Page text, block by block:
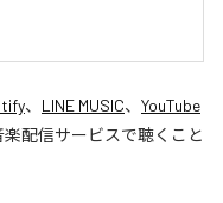
、 LINE MUSIC、 YouTube
楽配信サービスで聴くこと